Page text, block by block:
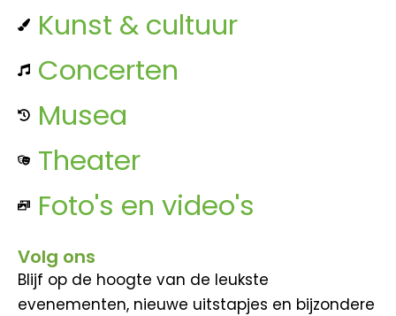
Kunst & cultuur
Concerten
Musea
Theater
Foto's en video's
Volg ons
Blijf op de hoogte van de leukste
evenementen, nieuwe uitstapjes en bijzondere